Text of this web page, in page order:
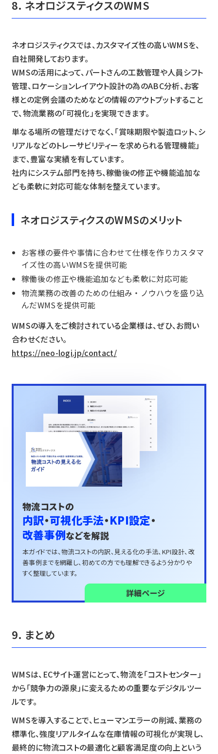
8. ネオロジスティクスのWMS
ネオロジスティクスでは、カスタマイズ性の高いWMSを、
自社開発しております。
WMSの活用によって、パートさんの工数管理や人員シフト
管理、ロケーションレイアウト設計の為のABC分析、お客
様との定例会議のためなどの情報のアウトプットすること
で、物流業務の「可視化」を実現できます。
単なる場所の管理だけでなく、「賞味期限や製造ロット、シ
リアルなどのトレーサビリティーを求められる管理機能」
まで、豊富な実績を有しています。
社内にシステム部門を持ち、稼働後の修正や機能追加な
ども柔軟に対応可能な体制を整えています。
ネオロジスティクスのWMSのメリット
お客様の要件や事情に合わせて仕様を作りカスタマ
イズ性の高いWMSを提供可能
稼働後の修正や機能追加なども柔軟に対応可能
物流業務の改善のための仕組み・ノウハウを盛り込
んだWMSを提供可能
WMSの導入をご検討されている企業様は、ぜひ、お問い
合わせください。
https://neo-logi.jp/contact/
物流コストの
内訳・可視化手法・KPI設定・
改善事例などを解説
本ガイドでは、物流コストの内訳、見える化の手法、 KPI設計、改
善事例までを網羅し、 初めての方でも理解できるよう分かりや
すく整理しています。
詳細ページ
9. まとめ
WMSは、ECサイト運営にとって、物流を「コストセンター」
から「競争力の源泉」に変えるための重要なデジタルツー
ルです。
WMSを導入することで、ヒューマンエラーの削減、業務の
標準化、強度リアルタイムな在庫情報の可視化が実現し、
最終的に物流コストの最適化と顧客満足度の向上という